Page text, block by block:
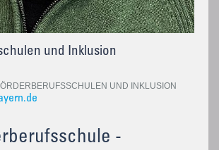
und Inklusion
UND INKLUSION
-